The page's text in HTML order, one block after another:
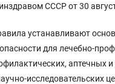
СССР от 30
устанавливают
для лечебно-
аптечных и
исследовательских